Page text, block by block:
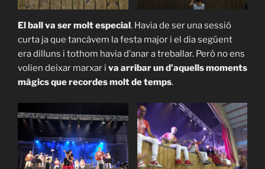
El ball va ser molt especial. Havia de ser una sessió
curta ja que tancàvem la festa major i el dia següent
era dilluns i tothom havia d’anar a treballar. Però no ens
volien deixar marxar i va arribar un d’aquells moments
màgics que recordes molt de temps.